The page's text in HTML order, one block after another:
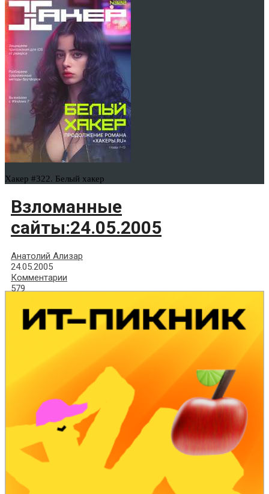
Хакер #322. Белый хакер
Взломанные
сайты:24.05.2005
Анатолий Ализар
24.05.2005
Комментарии
579